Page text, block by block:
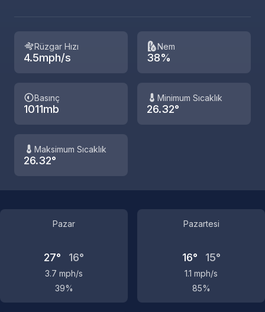
Rüzgar Hızı
4.5mph/s
Nem
38%
Basınç
1011mb
Minimum Sıcaklık
26.32°
Maksimum Sıcaklık
26.32°
Pazar
27° 16°
3.7 mph/s
39%
Pazartesi
16° 15°
1.1 mph/s
85%